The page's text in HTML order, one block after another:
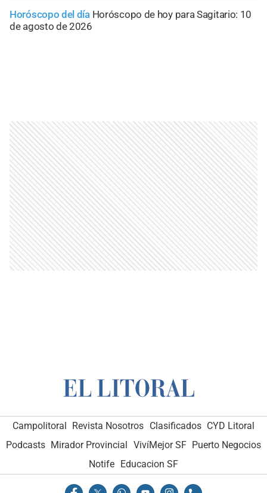
Horóscopo del día Horóscopo de hoy para Sagitario: 10
de agosto de 2026
Campolitoral Revista Nosotros Clasificados CYD Litoral
Podcasts Mirador Provincial VivíMejor SF Puerto Negocios
Notife Educacion SF